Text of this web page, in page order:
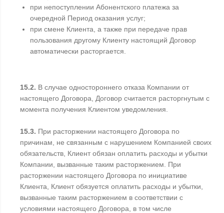
при непоступлении Абонентского платежа за
очередной Период оказания услуг;
при смене Клиента, а также при передаче прав
пользования другому Клиенту настоящий Договор
автоматически расторгается.
15.2. В случае одностороннего отказа Компании от
настоящего Договора, Договор считается расторгнутым с
момента получения Клиентом уведомления.
15.3. При расторжении настоящего Договора по
причинам, не связанным с нарушением Компанией своих
обязательств, Клиент обязан оплатить расходы и убытки
Компании, вызванные таким расторжением. При
расторжении настоящего Договора по инициативе
Клиента, Клиент обязуется оплатить расходы и убытки,
вызванные таким расторжением в соответствии с
условиями настоящего Договора, в том числе